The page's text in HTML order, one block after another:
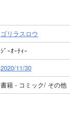
ゴリラスロウ
ｼﾞｰｵｰﾃｨｰ
2020/11/30
書籍 - コミック/ その他